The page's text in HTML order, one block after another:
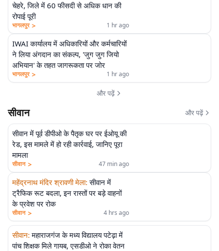
चेहरे, जिले में 60 फीसदी से अधिक धान की
रोपाई पूरी
भागलपुर > 1 hr ago
IWAI कार्यालय में अधिकारियों और कर्मचारियों
ने लिया अंगदान का संकल्प, 'जुग जुग जियो
अभियान' के तहत जागरूकता पर जोर
भागलपुर > 1 hr ago
और पढ़ें
सीवान और पढ़ें
सीवान में पूर्व डीपीओ के पैतृक घर पर ईओयू की
रेड, इस मामले में हो रही कार्रवाई, जानिए पूरा
मामला
सीवान > 47 min ago
महेंद्रनाथ मंदिर श्रावणी मेला: सीवान में
ट्रैफिक रूट बदला, इन रास्तों पर बड़े वाहनों
के प्रवेश पर रोक
सीवान > 4 hrs ago
सीवान: महाराजगंज के मध्य विद्यालय पटेढ़ा में
पांच शिक्षक मिले गायब, एसडीओ ने रोका वेतन